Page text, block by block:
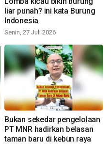
liar punah? ini kata Burung
Indonesia
Senin, 27 Juli 2026
Bukan sekedar pengelolaan
PT MNR hadirkan belasan
taman baru di kebun raya